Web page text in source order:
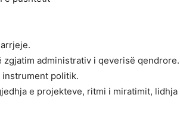
administrativ i qeverisë qendrore.
instrument politik.
e projekteve, ritmi i miratimit,